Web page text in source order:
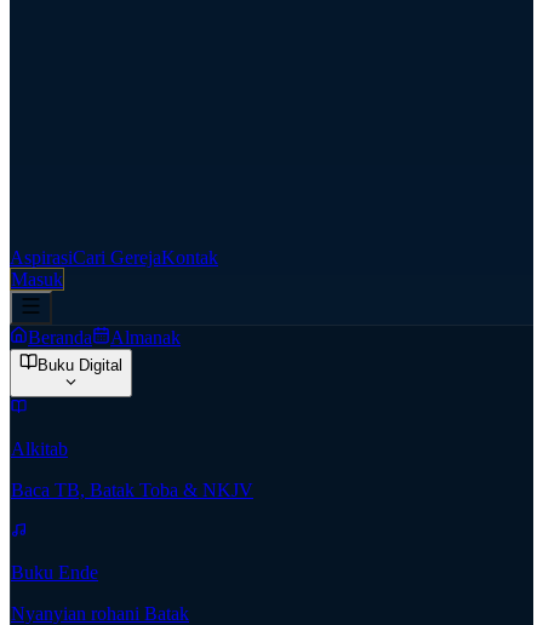
AspirasiCari GerejaKontak
Masuk
Beranda Almanak
Buku Digital
Alkitab
Baca TB, Batak Toba & NKJV
Buku Ende
Nyanyian rohani Batak